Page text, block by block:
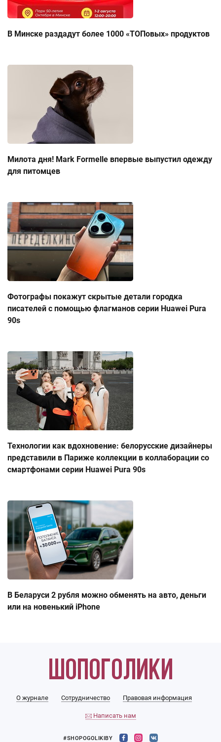
В Минске раздадут более 1000 «ТОПовых» продуктов
Милота дня! Mark Formelle впервые выпустил одежду
для питомцев
Фотографы покажут скрытые детали городка
писателей с помощью флагманов серии Huawei Pura
90s
Технологии как вдохновение: белорусские дизайнеры
представили в Париже коллекции в коллаборации со
смартфонами серии Huawei Pura 90s
В Беларуси 2 рубля можно обменять на авто, деньги
или на новенький iPhone
О журнале Сотрудничество Правовая информация
Написать нам
#SHOPOGOLIKIBY